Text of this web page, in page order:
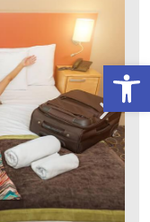
פתח סרגל נגישות